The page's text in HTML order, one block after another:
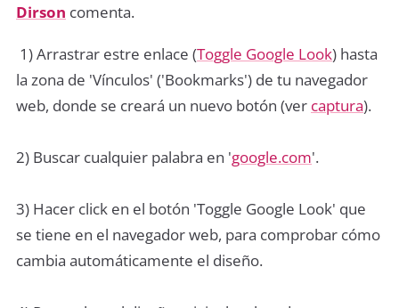
Dirson comenta.
1) Arrastrar estre enlace (Toggle Google Look) hasta
la zona de 'Vínculos' ('Bookmarks') de tu navegador
web, donde se creará un nuevo botón (ver captura).
2) Buscar cualquier palabra en 'google.com'.
3) Hacer click en el botón 'Toggle Google Look' que
se tiene en el navegador web, para comprobar cómo
cambia automáticamente el diseño.